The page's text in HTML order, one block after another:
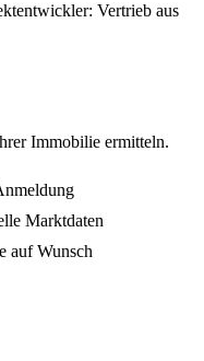
Vertrieb aus
Immobilie ermitteln.
Marktdaten
auf Wunsch